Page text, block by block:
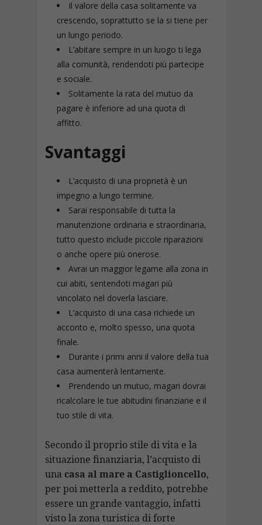
Il valore della casa solitamente va
crescendo, soprattutto se la si tiene per
un lungo periodo.
L’abitare sempre in un luogo ti lega
alla comunità, rendendoti più partecipe
e sociale.
Solitamente la rata del mutuo da
pagare è inferiore ad una quota di
affitto.
Svantaggi
L’acquisto di una proprietà è un
impegno a lungo termine.
Sarai responsabile di tutta la
manutenzione ordinaria e straordinaria,
tutto questo include piccole riparazioni
o anche opere più onerose.
Avrai un maggior legame alla zona in
cui abiti, sentendoti magari più
vincolato nel doverla lasciare.
L’acquisto di una casa richiede un
acconto e, molto spesso, una quota
finale.
Durante i primi anni il valore della tua
casa aumenterà lentamente.
Prendendo un mutuo, magari dovrai
ricalcolare le tue abitudini finanziarie e il
tuo stile di vita.
Secondo il proprio stile di vita e la
situazione finanziaria, l’acquisto di
una casa al mare a Castiglioncello,
per poi metterla a reddito, potrebbe
essere un grande vantaggio, infatti
visto la zona turistica di forte